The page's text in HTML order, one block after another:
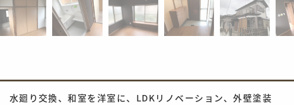
水廻り交換、和室を洋室に、LDKリノベーション、外壁塗装